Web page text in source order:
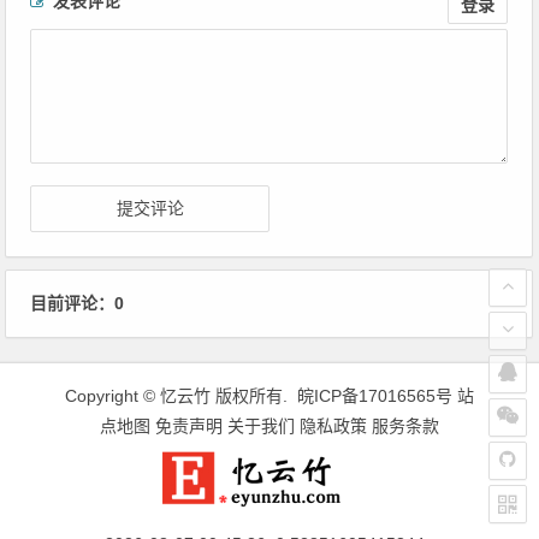
登录
目前评论：0
Copyright © 忆云竹 版权所有. 皖ICP备17016565号 站
点地图 免责声明 关于我们 隐私政策 服务条款